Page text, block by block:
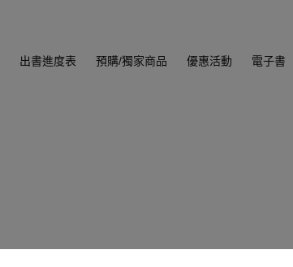
出書進度表 預購/獨家商品 優惠活動 電子書